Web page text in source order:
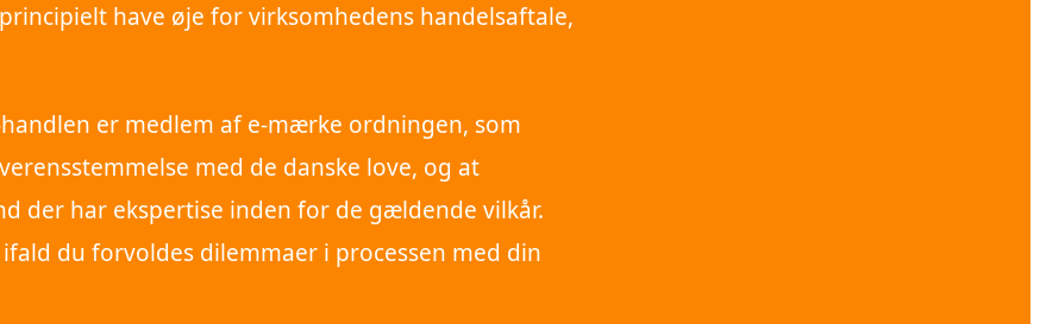
have øje for virksomhedens handelsaftale,
er medlem af e-mærke ordningen, som
med de danske love, og at
der har ekspertise inden for de gældende vilkår.
du forvoldes dilemmaer i processen med din